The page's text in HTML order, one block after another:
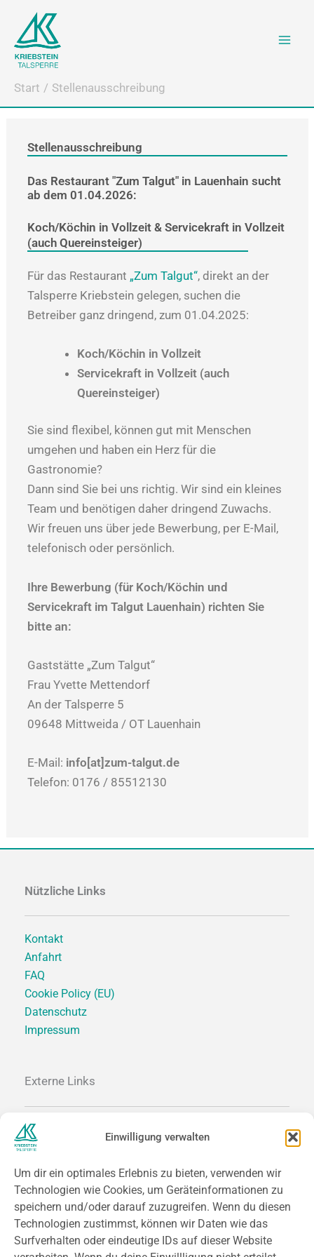
Einwilligung verwalten
Um dir ein optimales Erlebnis zu bieten, verwenden wir
Technologien wie Cookies, um Geräteinformationen zu
speichern und/oder darauf zuzugreifen. Wenn du diesen
Technologien zustimmst, können wir Daten wie das
Surfverhalten oder eindeutige IDs auf dieser Website
Inhalt
springen
Start Stellenausschreibung
Stellenausschreibung
Das Restaurant "Zum Talgut" in Lauenhain sucht
ab dem 01.04.2026:
Koch/Köchin in Vollzeit & Servicekraft in Vollzeit
(auch Quereinsteiger)
Für das Restaurant „Zum Talgut“, direkt an der
Talsperre Kriebstein gelegen, suchen die
Betreiber ganz dringend, zum 01.04.2025:
Koch/Köchin in Vollzeit
Servicekraft in Vollzeit (auch
Quereinsteiger)
Sie sind flexibel, können gut mit Menschen
umgehen und haben ein Herz für die
Gastronomie?
Dann sind Sie bei uns richtig. Wir sind ein kleines
Team und benötigen daher dringend Zuwachs.
Wir freuen uns über jede Bewerbung, per E-Mail,
telefonisch oder persönlich.
Ihre Bewerbung (für Koch/Köchin und
Servicekraft im Talgut Lauenhain) richten Sie
bitte an:
Gaststätte „Zum Talgut“
Frau Yvette Mettendorf
An der Talsperre 5
09648 Mittweida / OT Lauenhain
E-Mail: info[at]zum-talgut.de
Telefon: 0176 / 85512130
Nützliche Links
Kontakt
Anfahrt
FAQ
Cookie Policy (EU)
Datenschutz
Impressum
Externe Links
SACHSEN.DE
SACHSEN-TOURISMUS.DE
SAECHSISCHES-BURGENLAND.DE
MITTELSAECHSISCHES-THEATER.DE
Kontakt